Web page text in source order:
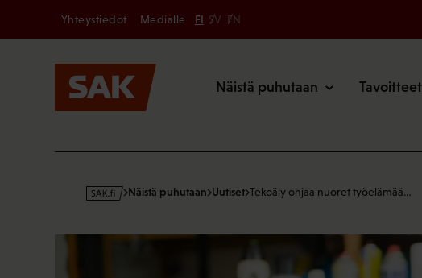
Secondary
Yhteystiedot Medialle FI SV EN
Näistä puhutaan Tavoitteet
s
Näistä puhutaan Uutiset Tekoäly ohjaa nuoret työelämää…